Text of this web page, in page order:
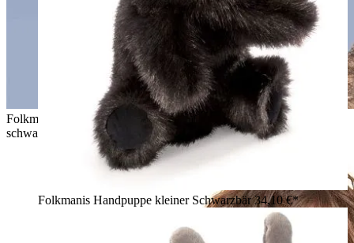
Folkmanis Handpuppe Weißkopfseeadler mit ausgebreiteten
schwarzen Flügeln und weißem Kopf auf einem Ast
Folkmanis Handpuppe kleiner Schwarzbär34,10 €*